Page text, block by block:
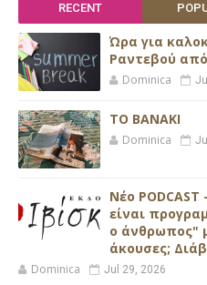
RECENT
Ώρα για
Ραντεβού
Dominica
ΤΟ ΒΑΝΑΚΙ
Dominica
Νέο
είναι
ο άνθρωπος"
άκουσες;
Dominica Jul 29, 2026